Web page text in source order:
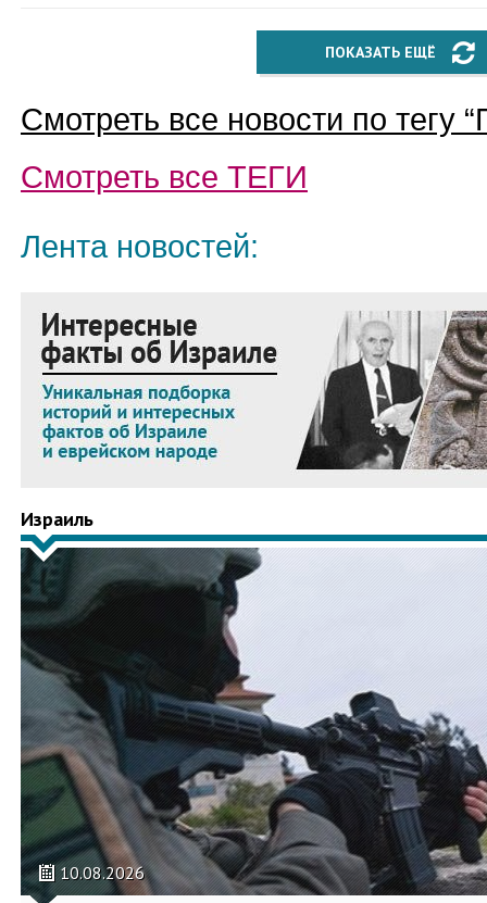
ПОКАЗАТЬ ЕЩЁ
Смотреть все новости по тегу “
Смотреть все ТЕГИ
Лента новостей:
Израиль
10.08.2026